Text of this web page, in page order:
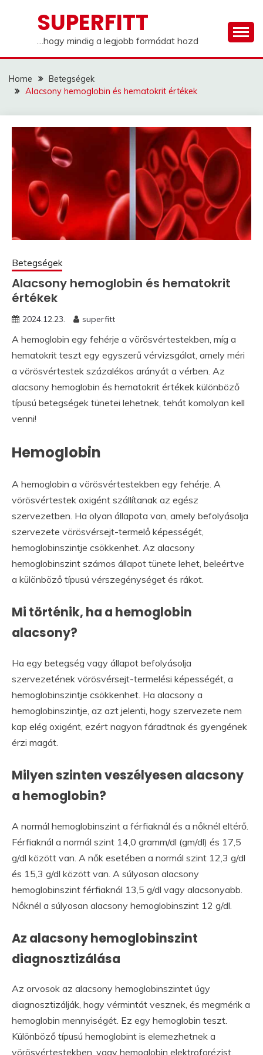
SUPERFITT
…hogy mindig a legjobb formádat hozd
Home
Betegségek
Alacsony hemoglobin és hematokrit értékek
Betegségek
Alacsony hemoglobin és hematokrit
értékek
2024.12.23. superfitt
A hemoglobin egy fehérje a vörösvértestekben, míg a
hematokrit teszt egy egyszerű vérvizsgálat, amely méri
a vörösvértestek százalékos arányát a vérben. Az
alacsony hemoglobin és hematokrit értékek különböző
típusú betegségek tünetei lehetnek, tehát komolyan kell
venni!
Hemoglobin
A hemoglobin a vörösvértestekben egy fehérje. A
vörösvértestek oxigént szállítanak az egész
szervezetben. Ha olyan állapota van, amely befolyásolja
szervezete vörösvérsejt-termelő képességét,
hemoglobinszintje csökkenhet. Az alacsony
hemoglobinszint számos állapot tünete lehet, beleértve
a különböző típusú vérszegénységet és rákot.
Mi történik, ha a hemoglobin
alacsony?
Ha egy betegség vagy állapot befolyásolja
szervezetének vörösvérsejt-termelési képességét, a
hemoglobinszintje csökkenhet. Ha alacsony a
hemoglobinszintje, az azt jelenti, hogy szervezete nem
kap elég oxigént, ezért nagyon fáradtnak és gyengének
érzi magát.
Milyen szinten veszélyesen alacsony
a hemoglobin?
A normál hemoglobinszint a férfiaknál és a nőknél eltérő.
Férfiaknál a normál szint 14,0 gramm/dl (gm/dl) és 17,5
g/dl között van. A nők esetében a normál szint 12,3 g/dl
és 15,3 g/dl között van. A súlyosan alacsony
hemoglobinszint férfiaknál 13,5 g/dl vagy alacsonyabb.
Nőknél a súlyosan alacsony hemoglobinszint 12 g/dl.
Az alacsony hemoglobinszint
diagnosztizálása
Az orvosok az alacsony hemoglobinszintet úgy
diagnosztizálják, hogy vérmintát vesznek, és megmérik a
hemoglobin mennyiségét. Ez egy hemoglobin teszt.
Különböző típusú hemoglobint is elemezhetnek a
vörösvértestekben, vagy hemoglobin elektroforézist.